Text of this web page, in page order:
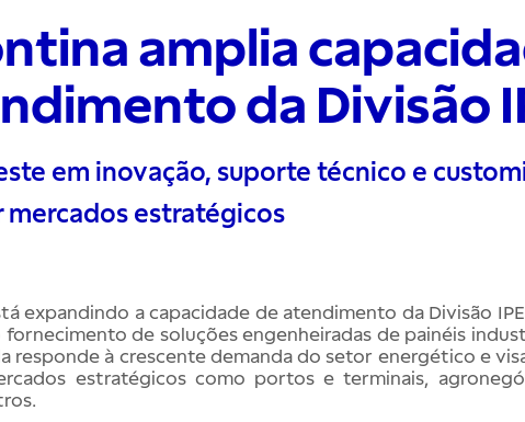
amplia
da Divisão
em inovação, suporte técnico e
mercados estratégicos
expandindo a capacidade de atendimento da Divisão
fornecimento de soluções engenheiradas de painéis
responde à crescente demanda do setor energético e
estratégicos como portos e terminais,